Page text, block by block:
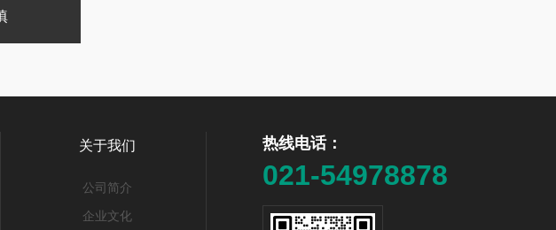
热线电话：
021-54978878
关于我们
公司简介
企业文化